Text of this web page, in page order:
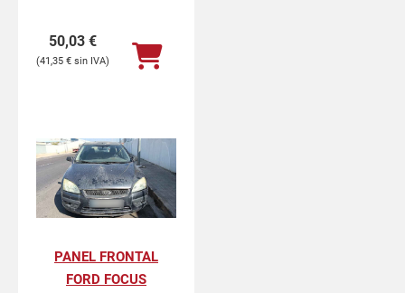
50,03 €
41,35 €
PANEL FRONTAL
FORD FOCUS